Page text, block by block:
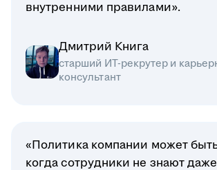
внутренними правилами».
Дмитрий Книга
старший ИТ-рекрутер и
консультант
«Политика компании может
когда сотрудники не знают даже